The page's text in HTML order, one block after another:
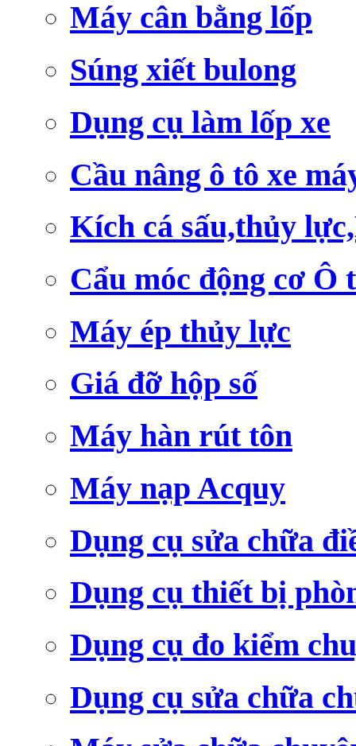
Máy cân bằng lốp
Súng xiết bulong
Dụng cụ làm lốp xe
Cầu nâng ô tô xe
Kích cá sấu,thủy
Cẩu móc động cơ Ô
Máy ép thủy lực
Giá đỡ hộp số
Máy hàn rút tôn
Máy nạp Acquy
Dụng cụ sửa chữa
Dụng cụ thiết bị
Dụng cụ đo kiểm
Dụng cụ sửa chữa